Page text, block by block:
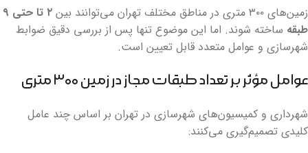
زمین‌های ۳۰۰ متری در مناطق مختلف تهران می‌توانند بین
۲ تا حتی ۹
طبقه ساخته شوند. اما این موضوع تنها پس از بررسی دقیق ضوابط
شهرسازی و عوامل متعدد قابل تعیین است.
عوامل مؤثر بر تعداد طبقات مجاز در زمین ۳۰۰ متری
شهرداری و کمیسیون‌های شهرسازی در تهران بر اساس چند عامل
کلیدی تصمیم‌گیری می‌کنند: